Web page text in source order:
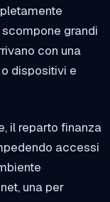
grandi
con una
dispositivi e
il reparto finanza
accessi
una per